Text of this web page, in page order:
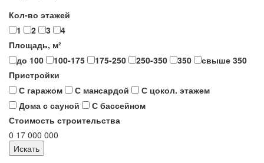
Кол-во этажей
1
2 3
4
Площадь, м²
до 100
100-175 175-250 250-350 350
свыше 350
Пристройки
С гаражом
С мансардой
С цокол. этажем
Дома с сауной
С бассейном
Стоимость строительства
0 17 000 000